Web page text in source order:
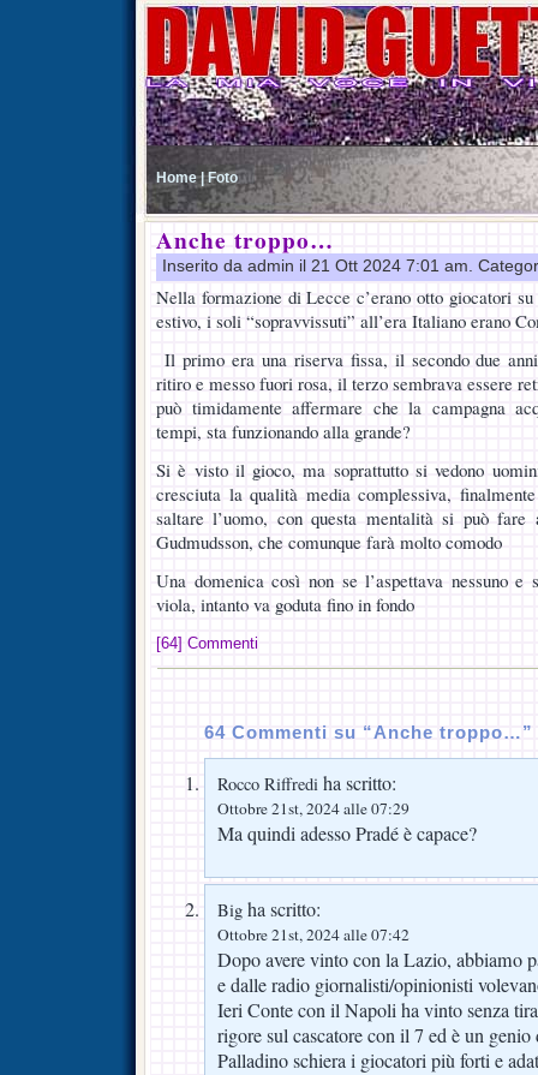
Home | Foto
Anche troppo…
Inserito da admin il 21 Ott 2024 7:01 am.
Nella formazione di Lecce c’erano otto giocatori
estivo, i soli “sopravvissuti” all’era Italiano erano
Il primo era una riserva fissa, il secondo due
ritiro e messo fuori rosa, il terzo sembrava essere
può timidamente affermare che la campagna
tempi, sta funzionando alla grande?
Si è visto il gioco, ma soprattutto si vedono
cresciuta la qualità media complessiva,
saltare l’uomo, con questa mentalità si può
Gudmudsson, che comunque farà molto comodo
Una domenica così non se l’aspettava nessuno e
viola, intanto va goduta fino in fondo
[64] Commenti
64 Commenti su “Anche troppo…”
Rocco Riffredi ha scritto:
Ottobre 21st, 2024 alle 07:29
Ma quindi adesso Pradé è capace?
Big ha scritto:
Ottobre 21st, 2024 alle 07:42
Dopo avere vinto con la Lazio, abbiamo
e dalle radio giornalisti/opinionisti
Ieri Conte con il Napoli ha vinto senza
rigore sul cascatore con il 7 ed è un
Palladino schiera i giocatori più forti e